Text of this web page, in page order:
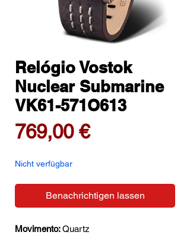
Relógio Vostok
Nuclear Submarine
VK61-571O613
769,00 €Preis
Nicht verfügbar
Benachrichtigen lassen
Movimento:Quartz